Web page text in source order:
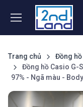
Trang chủ
Đồng hồ
Đồng hồ Casio G-
97% - Ngã màu - Body